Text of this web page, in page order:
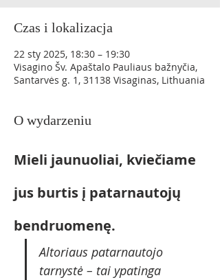
Czas i lokalizacja
22 sty 2025, 18:30 – 19:30
Visagino Šv. Apaštalo Pauliaus bažnyčia,
Santarvės g. 1, 31138 Visaginas, Lithuania
O wydarzeniu
Mieli jaunuoliai, kviečiame
jus burtis į patarnautojų
bendruomenę.
Altoriaus patarnautojo
tarnystė – tai ypatinga